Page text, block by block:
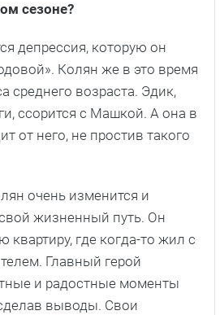
сезоне?
депрессия, которую он
Колян же в это время
среднего возраста. Эдик,
ссорится с Машкой. А она в
от него, не простив такого
очень изменится и
жизненный путь. Он
квартиру, где когда-то жил с
Главный герой
и радостные моменты
выводы. Свои